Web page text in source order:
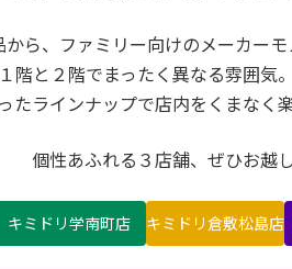
ら、ファミリー向けのメーカー
階と２階でまったく異なる雰囲気
たラインナップで店内をくまなく
個性あふれる３店舗、ぜひお越
キミドリ学南町店 キミドリ倉敷松島店